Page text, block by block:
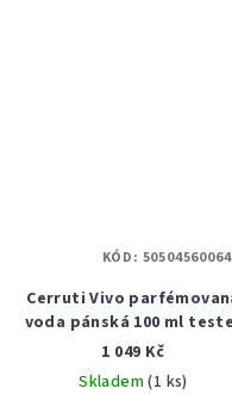
Cerruti Vivo
voda pánská 100 ml
1 049 Kč
Skladem(1 ks)
KÓD: